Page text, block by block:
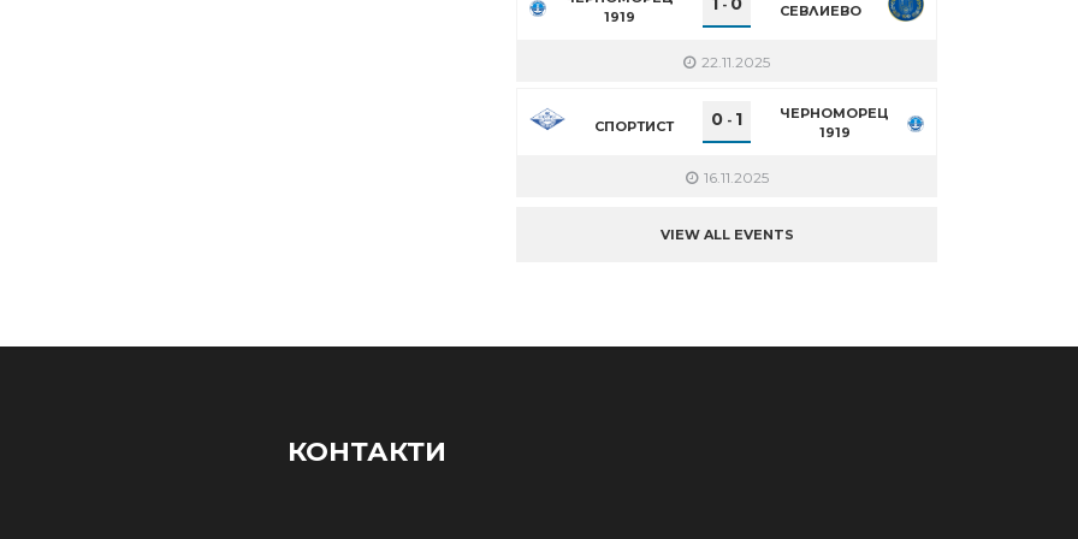
1919
- СЕВЛИЕВО
22.11.2025
СПОРТИСТ 0 - 1
ЧЕРНОМОРЕЦ
1919
16.11.2025
VIEW ALL EVENTS
КОНТАКТИ